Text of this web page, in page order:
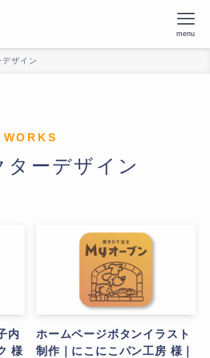
menu
デザイン
ターデザイン
内
様
ホームページボタンイラスト
制作｜にこにこパン工房 様｜